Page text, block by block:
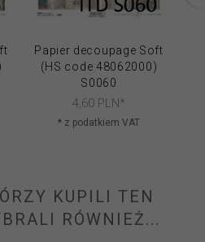
Papier decoupage Soft
(HS code 48062000)
S0060
4,60 PLN*
* z podatkiem VAT
KUPILI TEN
RÓWNIEŻ...